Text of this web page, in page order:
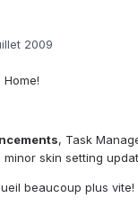
2009
, Task
skin setting
beaucoup plus vite!